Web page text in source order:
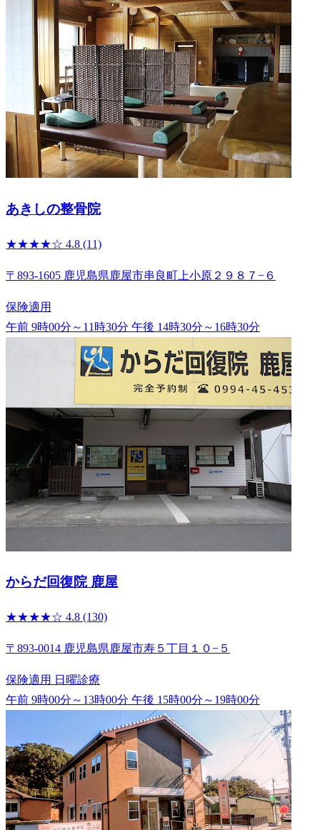
あきしの整骨院
★★★★☆ 4.8 (11)
〒893-1605 鹿児島県鹿屋市串良町上小原２９８７−６
保険適用
午前 9時00分～11時30分 午後 14時30分～16時30分
からだ回復院 鹿屋
★★★★☆ 4.8 (130)
〒893-0014 鹿児島県鹿屋市寿５丁目１０−５
保険適用 日曜診療
午前 9時00分～13時00分 午後 15時00分～19時00分